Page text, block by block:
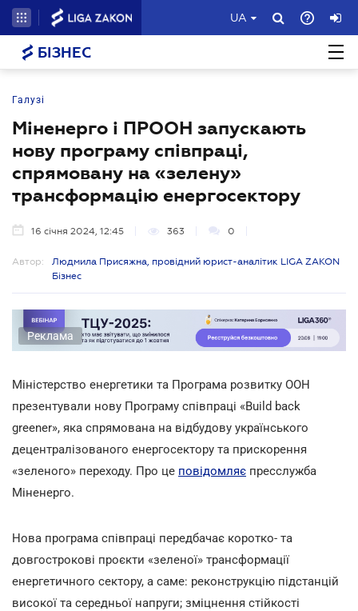
UA
БІЗНЕС
Галузі
Міненерго і ПРООН запускають
нову програму співпраці,
спрямовану на «зелену»
трансформацію енергосектору
16 січня 2024, 12:45 363 0
Автор:
Людмила Присяжна, провідний юрист-аналітик LIGA ZAKON
Бізнес
Реклама
Міністерство енергетики та Програма розвитку ООН
презентували нову Програму співпраці «Build back
greener», яка спрямована на відбудову українського
децентралізованого енергосектору та прискорення
«зеленого» переходу. Про це повідомляє пресслужба
Міненерго.
Нова програма співпраці передбачає коротко- та
довгострокові проєкти «зеленої» трансформації
енергетичного сектору, а саме: реконструкцію підстанцій
високої та середньої напруги; зміцнення стійкості